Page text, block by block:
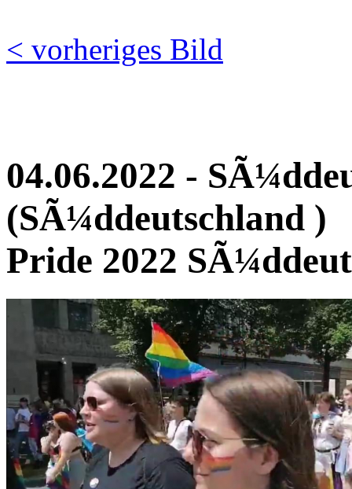
< vorheriges Bild
04.06.2022 -
(SÃ¼ddeutschland )
Pride 2022